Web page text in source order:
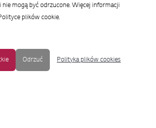
mogą być odrzucone. Więcej informacji
plików cookie.
Odrzuć Polityka plików cookies